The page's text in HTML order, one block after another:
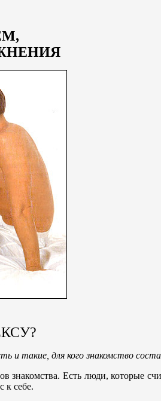
и такие, для кого знакомство
Есть люди, которые
к себе.